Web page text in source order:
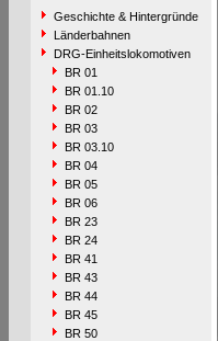
Geschichte & Hintergründe
Länderbahnen
DRG-Einheitslokomotiven
BR 01
BR 01.10
BR 02
BR 03
BR 03.10
BR 04
BR 05
BR 06
BR 23
BR 24
BR 41
BR 43
BR 44
BR 45
BR 50